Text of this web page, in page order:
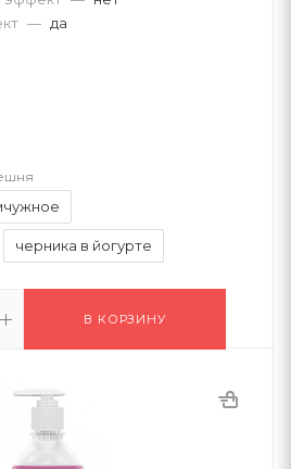
— да
черника в йогурте
В КОРЗИНУ